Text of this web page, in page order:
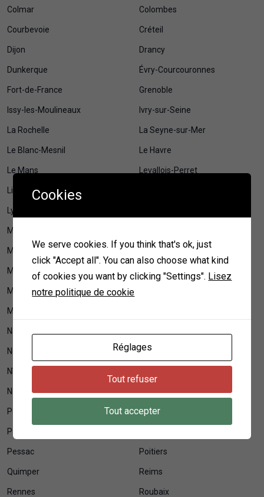
Colmar Colombes
Courbevoie Créteil
Dijon Drancy
Dunkerque Évry-Courcouronnes
Fort-de-France Grenoble
Issy-les-Moulineaux Ivry-sur-Seine
La Rochelle La Seyne-sur-Mer
Le Blanc-Mesnil Le Havre
Le Mans Levallois-Perret
Lille
Lyon
Maisons-Alfort
Marseille Mérignac
Metz Montauban
Montpellier
Mulhouse
Nanterre
Neuilly-sur-Seine Nice
Nîmes
Noisy-le-Grand Orléans
Pantin Paris
Pau
Pessac Poitiers
Quimper Reims
Rennes Roubaix
Cookies
We serve cookies. If you think that's ok, just
click "Accept all". You can also choose what kind
of cookies you want by clicking "Settings". Lisez
notre politique de cookie
Réglages
Tout refuser
Tout accepter